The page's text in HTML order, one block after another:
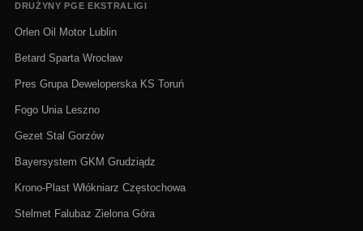
DRUŻYNY PGE EKSTRALIGI
Orlen Oil Motor Lublin
Betard Sparta Wrocław
Pres Grupa Deweloperska KS Toruń
Fogo Unia Leszno
Gezet Stal Gorzów
Bayersystem GKM Grudziądz
Krono-Plast Włókniarz Częstochowa
Stelmet Falubaz Zielona Góra